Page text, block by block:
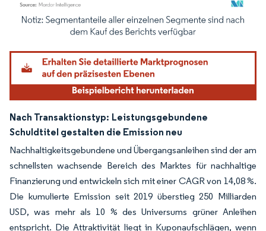
Bild © Mordor Intelligence. Wiederverwendung erfordert Namensnennung
Nach Transaktionstyp: Leistungsgebundene
Schuldtitel gestalten die Emission neu
Nachhaltigkeitsgebundene und Übergangsanleihen sind der am
schnellsten wachsende Bereich des Marktes für nachhaltige
Finanzierung und entwickeln sich mit einer CAGR von 14,08 %.
Die kumulierte Emission seit 2019 überstieg 250 Milliarden
USD, was mehr als 10 % des Universums grüner Anleihen
entspricht. Die Attraktivität liegt in Kuponaufschlägen, wenn